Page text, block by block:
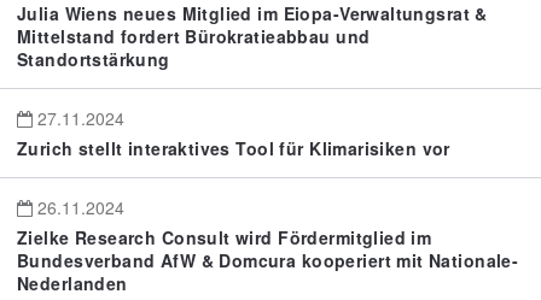
Julia Wiens neues Mitglied im Eiopa-Verwaltungsrat &
Mittelstand fordert Bürokratieabbau und
Standortstärkung
27.11.2024
Zurich stellt interaktives Tool für Klimarisiken vor
26.11.2024
Zielke Research Consult wird Fördermitglied im
Bundesverband AfW & Domcura kooperiert mit Nationale-
Nederlanden